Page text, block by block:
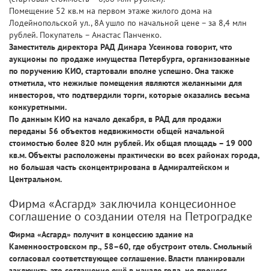
Помещение 52 кв.м на первом этаже жилого дома на
Лодейнопольской ул., 8А ушло по начальной цене – за 8,4 млн
рублей. Покупатель – Анастас Панченко.
Заместитель директора РАД Динара Усеинова говорит, что
аукционы по продаже имущества Петербурга, организованные
по поручению КИО, стартовали вполне успешно. Она также
отметила, что нежилые помещения являются желанными для
инвесторов, что подтвердили торги, которые оказались весьма
конкуретными.
По данным КИО на начало декабря, в РАД для продажи
переданы 56 объектов недвижимости общей начальной
стоимостью более 820 млн рублей. Их общая площадь – 19 000
кв.м. Объекты расположены практически во всех районах города,
но большая часть сконцентрирована в Адмиралтейском и
Центральном.
Фирма «Асгард» заключила концесионное
соглашение о создании отеля на Петроградке
Фирма «Асгард» получит в концессию здание на
Каменноостровском пр., 58–60, где обустроит отель. Смольный
согласовал соответствующее соглашение. Власти планировали